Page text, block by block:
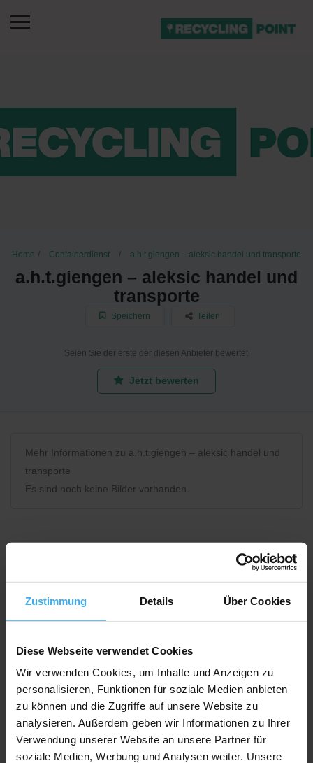
Zustimmung Details Über Cookies
Diese Webseite verwendet Cookies
Wir verwenden Cookies, um Inhalte und Anzeigen zu
personalisieren, Funktionen für soziale Medien anbieten
zu können und die Zugriffe auf unsere Website zu
analysieren. Außerdem geben wir Informationen zu Ihrer
Verwendung unserer Website an unsere Partner für
soziale Medien, Werbung und Analysen weiter. Unsere
Home Containerdienst a.h.t.giengen – aleksic handel und transporte
a.h.t.giengen – aleksic handel und
transporte
Speichern Teilen
Seien Sie der erste der diesen Anbieter bewertet
Jetzt bewerten
Mehr Informationen zu a.h.t.giengen – aleksic handel und
transporte
Es sind noch keine Bilder vorhanden.